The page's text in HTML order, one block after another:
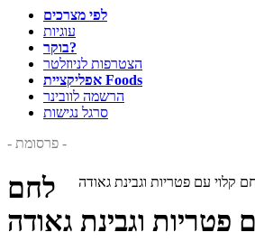
לפי מצרכים
עוגיות
בוקר?
הצטרפות לניוזלטר
אפליקציית Foods
הרשמה לוובינר
סרגל נגישות
- פרסומת -
קלוי עם פטריות וגבינת גאודה
לחם
פטריות וגבינת גאודה